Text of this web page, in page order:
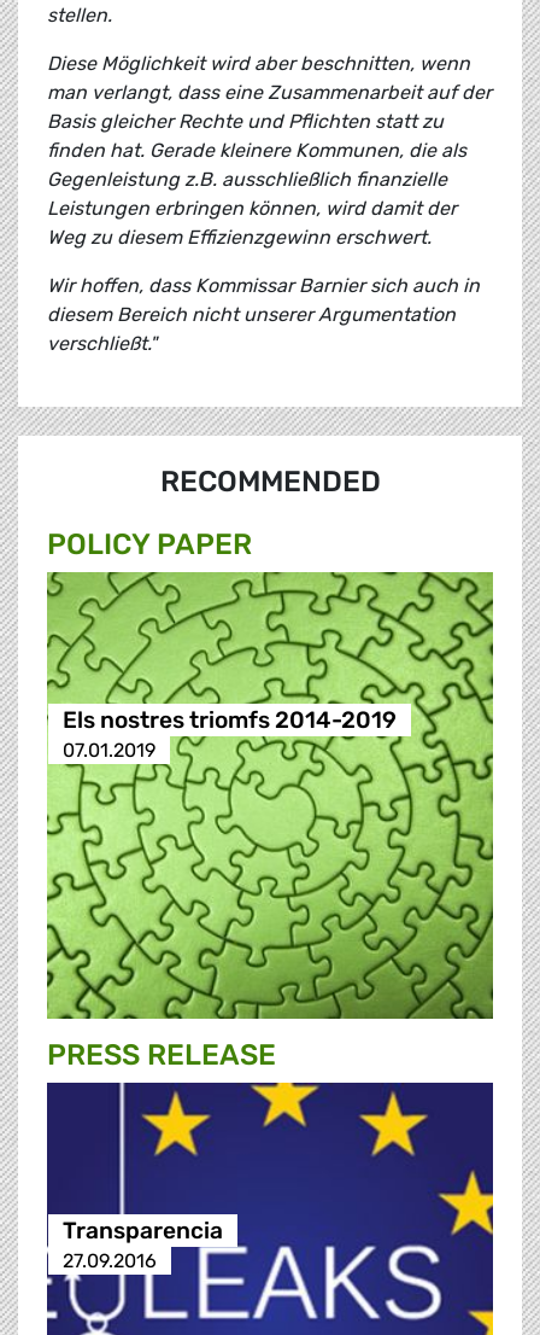
stellen.
Diese Möglichkeit wird aber beschnitten, wenn
man verlangt, dass eine Zusammenarbeit auf der
Basis gleicher Rechte und Pflichten statt zu
finden hat. Gerade kleinere Kommunen, die als
Gegenleistung z.B. ausschließlich finanzielle
Leistungen erbringen können, wird damit der
Weg zu diesem Effizienzgewinn erschwert.
Wir hoffen, dass Kommissar Barnier sich auch in
diesem Bereich nicht unserer Argumentation
verschließt."
RECOMMENDED
POLICY PAPER
Els nostres triomfs 2014-2019
07.01.2019
PRESS RELEASE
Transparencia
27.09.2016